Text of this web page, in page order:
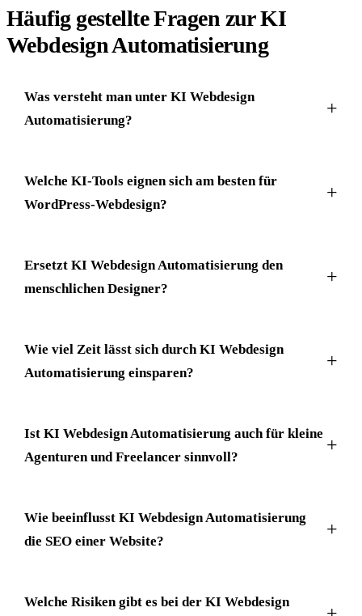
Häufig gestellte Fragen zur KI
Webdesign Automatisierung
Was versteht man unter KI Webdesign
Automatisierung?
Welche KI-Tools eignen sich am besten für
WordPress-Webdesign?
Ersetzt KI Webdesign Automatisierung den
menschlichen Designer?
Wie viel Zeit lässt sich durch KI Webdesign
Automatisierung einsparen?
Ist KI Webdesign Automatisierung auch für kleine
Agenturen und Freelancer sinnvoll?
Wie beeinflusst KI Webdesign Automatisierung
die SEO einer Website?
Welche Risiken gibt es bei der KI Webdesign